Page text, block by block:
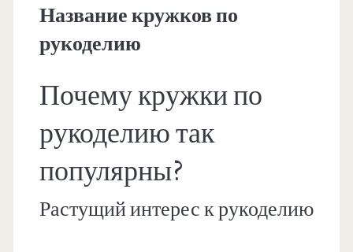
Название кружков по
рукоделию
Почему кружки по
рукоделию так
популярны?
Растущий интерес к рукоделию